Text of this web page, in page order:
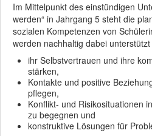
Im Mittelpunkt des einstündigen
werden“ in Jahrgang 5 steht die
sozialen Kompetenzen von
werden nachhaltig dabei unterstützt
ihr Selbstvertrauen und ihre
stärken,
Kontakte und positive
pflegen,
Konflikt- und Risikosituationen
zu begegnen und
konstruktive Lösungen für